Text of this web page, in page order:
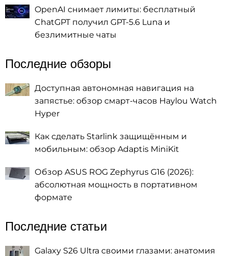
OpenAI снимает лимиты: бесплатный
ChatGPT получил GPT-5.6 Luna и
безлимитные чаты
Последние обзоры
Доступная автономная навигация на
запястье: обзор смарт-часов Haylou Watch
Hyper
Как сделать Starlink защищённым и
мобильным: обзор Adaptis MiniKit
Обзор ASUS ROG Zephyrus G16 (2026):
абсолютная мощность в портативном
формате
Последние статьи
Galaxy S26 Ultra своими глазами: анатомия